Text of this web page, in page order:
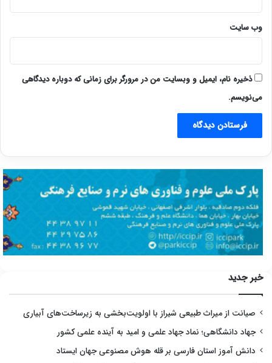
وب‌ سایت
ذخیره نام، ایمیل و وبسایت من در مرورگر برای زمانی که دوباره دیدگاهی
می‌نویسم.
خبر جدید
صیانت از میراث طبیعی شیراز با اولویت‌بخشی به زیرساخت‌های آبیاری
جهاد دانشگاهی؛ نماد جهاد علمی و امید به آینده علمی کشور
دانش آموز استان فارسی بر قله هوش مصنوعی جهان ایستاد